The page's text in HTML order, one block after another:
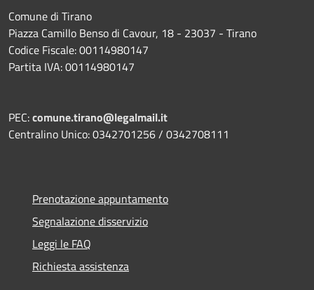
Comune di Tirano
Piazza Camillo Benso di Cavour, 18 - 23037 - Tirano
Codice Fiscale: 00114980147
Partita IVA: 00114980147
PEC:comune.tirano@legalmail.it
Centralino Unico: 0342701256 / 0342708111
Prenotazione appuntamento
Segnalazione disservizio
Leggi le FAQ
Richiesta assistenza